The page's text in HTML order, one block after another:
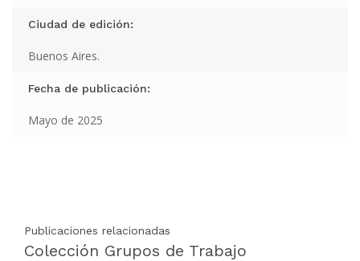
Ciudad de edición:
Buenos Aires.
Fecha de publicación:
Mayo de 2025
Publicaciones relacionadas
Colección Grupos de Trabajo